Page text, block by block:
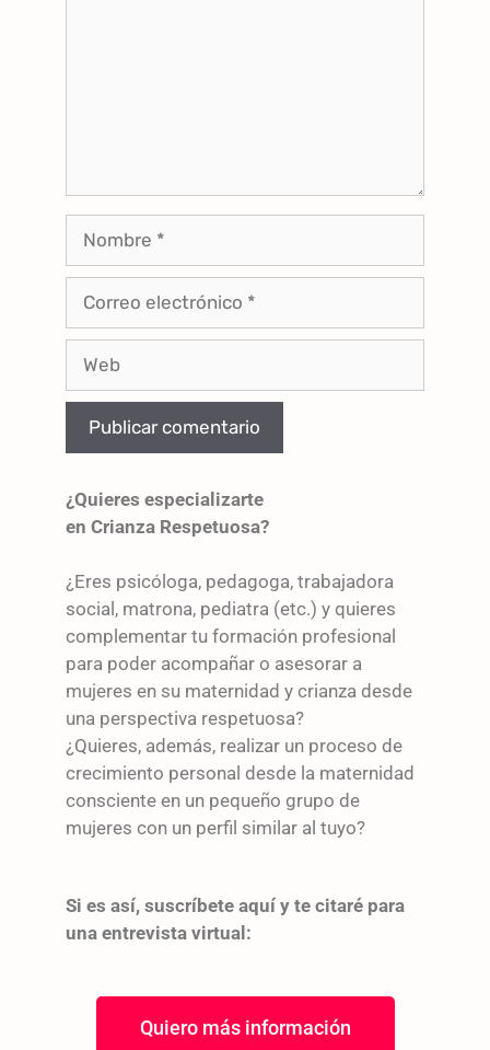
¿Quieres especializarte
en Crianza Respetuosa?
¿Eres psicóloga, pedagoga, trabajadora
social, matrona, pediatra (etc.) y quieres
complementar tu formación profesional
para poder acompañar o asesorar a
mujeres en su maternidad y crianza desde
una perspectiva respetuosa?
¿Quieres, además, realizar un proceso de
crecimiento personal desde la maternidad
consciente en un pequeño grupo de
mujeres con un perfil similar al tuyo?
Si es así, suscríbete aquí y te citaré para
una entrevista virtual:
Quiero más información